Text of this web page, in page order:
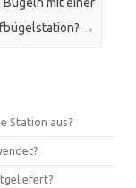
Bügeln mit einer
→
Station aus?